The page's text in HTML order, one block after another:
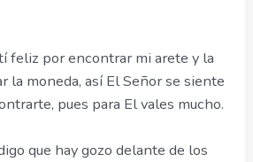
feliz por encontrar mi arete y la
la moneda, así El Señor se siente
pues para El vales mucho.
que hay gozo delante de los